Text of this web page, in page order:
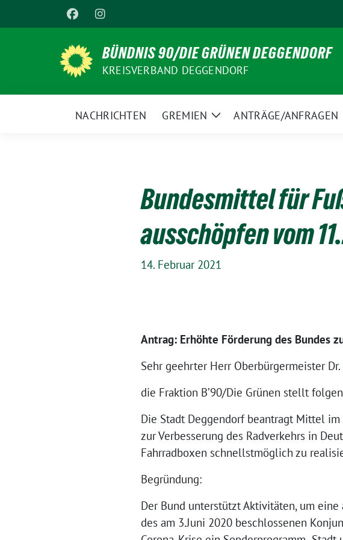
zum
BÜNDNIS 90/DIE GRÜNEN DEGGENDORF
KREISVERBAND DEGGENDORF
NACHRICHTEN GREMIEN
ZeigeANTRÄGE/ANFRAGEN
Bundesmittel für
ausschöpfen vom
14. Februar 2021
Antrag: Erhöhte Förderung des Bundes
Sehr geehrter Herr Oberbürgermeister Dr.
die Fraktion B’90/Die Grünen stellt
Die Stadt Deggendorf beantragt Mittel
zur Verbesserung des Radverkehrs in
Fahrradboxen schnellstmöglich zu
Begründung:
Der Bund unterstützt Aktivitäten, um
des am 3.Juni 2020 beschlossenen